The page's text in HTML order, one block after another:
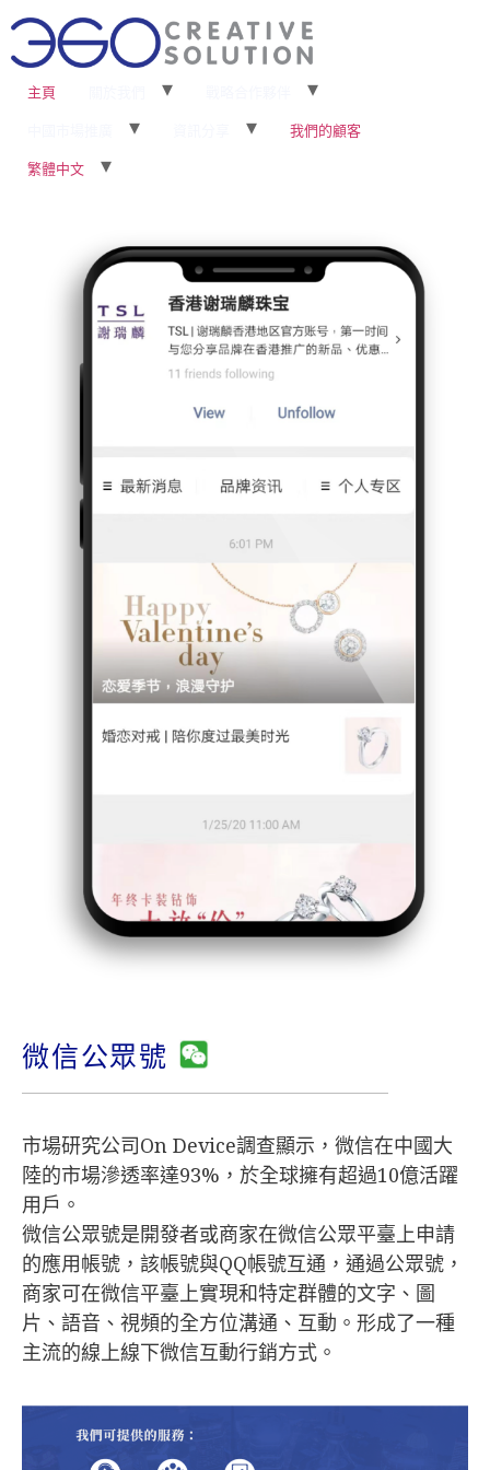
主頁
我們的顧客
繁體中文
微信公眾號
市場研究公司On Device調查顯示，微信在中國大
陸的市場滲透率達93%，於全球擁有超過10億活躍
用戶。
微信公眾號是開發者或商家在微信公眾平臺上申請
的應用帳號，該帳號與QQ帳號互通，通過公眾號，
商家可在微信平臺上實現和特定群體的文字、圖
片、語音、視頻的全方位溝通、互動。形成了一種
主流的線上線下微信互動行銷方式。